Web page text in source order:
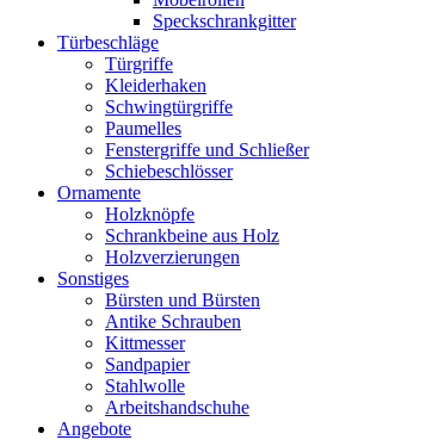
Speckschrankgitter
Türbeschläge
Türgriffe
Kleiderhaken
Schwingtürgriffe
Paumelles
Fenstergriffe und Schließer
Schiebeschlösser
Ornamente
Holzknöpfe
Schrankbeine aus Holz
Holzverzierungen
Sonstiges
Bürsten und Bürsten
Antike Schrauben
Kittmesser
Sandpapier
Stahlwolle
Arbeitshandschuhe
Angebote